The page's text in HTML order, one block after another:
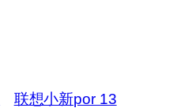
联想小新por 13